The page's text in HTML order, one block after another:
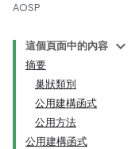
AOSP
這個頁面中的內容
摘要
巢狀類別
公用建構函式
公用方法
公用建構函式